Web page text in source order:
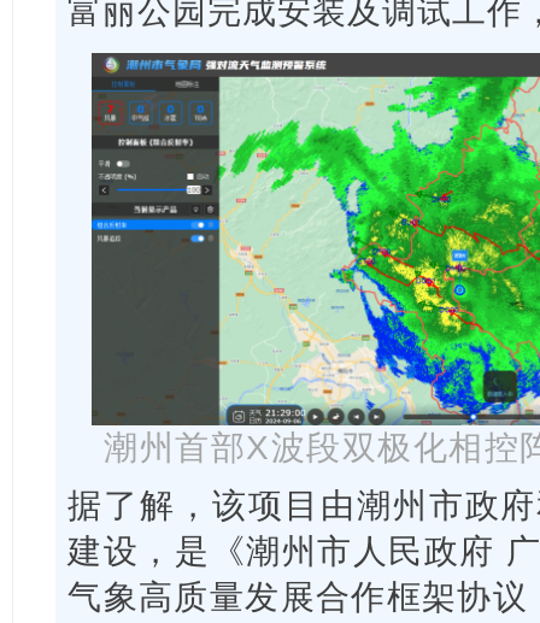
富丽公园完成安装及调试工作
潮州首部X波段双极化相控
据了解，该项目由潮州市政
建设，是《潮州市人民政府
气象高质量发展合作框架协议